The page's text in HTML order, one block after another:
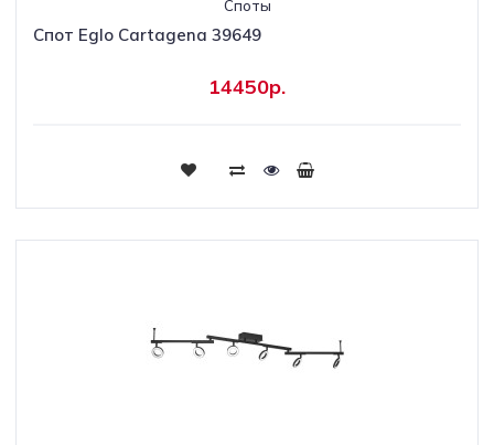
Споты
Спот Eglo Cartagena 39649
14450р.